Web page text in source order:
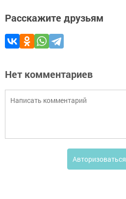
Расскажите друзьям
Нет комментариев
Авторизоваться